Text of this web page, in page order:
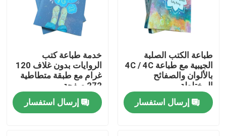
طباعة الكتب الصلبة
الجيبية مع طباعة 4C / 4C
بالألوان والصفائح
المختلطة
إرسال استفسار
خدمة طباعة كتب
الروايات بدون غلاف 120
غرام مع طبقة متطاطية
272 صفحة
إرسال استفسار